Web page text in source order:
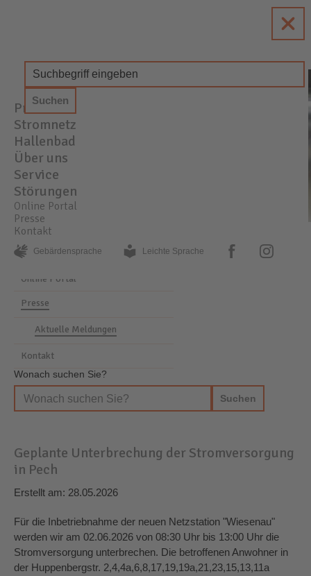
enewa
Online Portal
Presse
Kontakt
Gebärden­sprache Leichte Sprache facebook instagram
Produkte
Stromnetz
Hallenbad
Über uns
Service
Störungen
Online Portal
Presse
Aktuelle Meldungen
Kontakt
Wonach suchen Sie?
Geplante Unterbrechung der Stromversorgung
in Pech
Erstellt am: 28.05.2026
Für die Inbetriebnahme der neuen Netzstation "Wiesenau"
werden wir am 02.06.2026 von 08:30 Uhr bis 13:00 Uhr die
Stromversorgung unterbrechen. Die betroffenen Anwohner in
der Huppenbergstr. 2,4,4a,6,8,17,19,19a,21,23,15,13,11a